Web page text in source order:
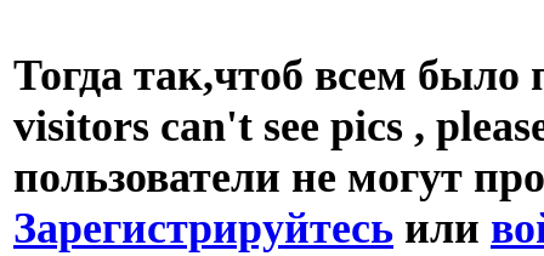
Тогда так,чтоб всем было
visitors can't see pics ,
пользователи не могут
Зарегистрируйтесь или